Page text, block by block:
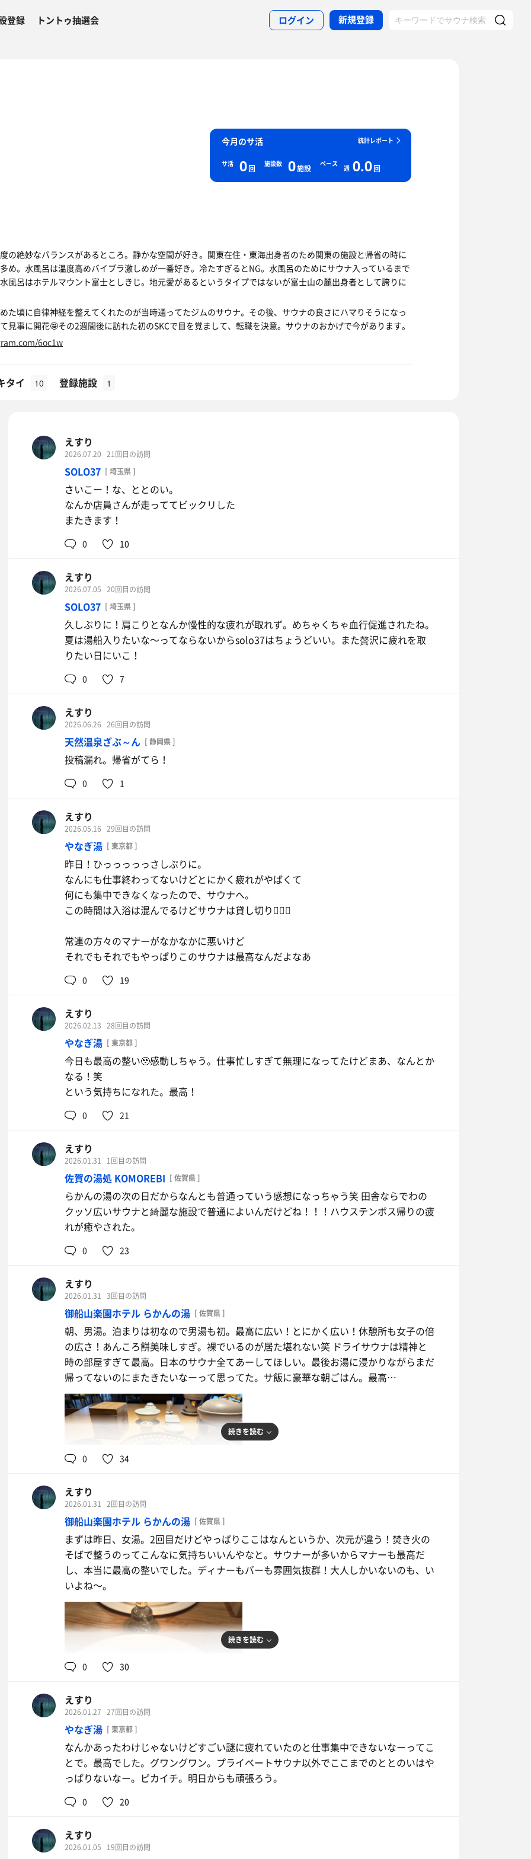
登録 トントゥ抽選会 ログイン 新規登録
統計レポート
今月のサ活
サ活 0回 施設数 0施設 ペース
週 0.0回
の絶妙なバランスがあるところ。静かな空間が好き。関東在住・東海出身者のため関東の施設と帰省の時に
め。水風呂は温度高めバイブラ激しめが一番好き。冷たすぎるとNG。水風呂のためにサウナ入っているまで
風呂はホテルマウント富士としきじ。地元愛があるというタイプではないが富士山の麓出身者として誇りに
た頃に自律神経を整えてくれたのが当時通ってたジムのサウナ。その後、サウナの良さにハマりそうになっ
見事に開花🤩その2週間後に訪れた初のSKCで目を覚まして、転職を決意。サウナのおかげで今があります。
6oc1w
タイ 10 登録施設 1
えすり
2026.07.20 21回目の訪問
SOLO37 [ 埼玉県 ]
さいこー！な、ととのい。
なんか店員さんが走っててビックリした
またきます！
0 10
えすり
2026.07.05 20回目の訪問
SOLO37 [ 埼玉県 ]
久しぶりに！肩こりとなんか慢性的な疲れが取れず。めちゃくちゃ血行促進されたね。
夏は湯船入りたいな〜ってならないからsolo37はちょうどいい。また贅沢に疲れを取
りたい日にいこ！
0 7
えすり
2026.06.26 26回目の訪問
天然温泉ざぶ～ん [ 静岡県 ]
投稿漏れ。帰省がてら！
0 1
えすり
2026.05.16 29回目の訪問
やなぎ湯 [ 東京都 ]
昨日！ひっっっっっさしぶりに。
なんにも仕事終わってないけどとにかく疲れがやばくて
何にも集中できなくなったので、サウナへ。
この時間は入浴は混んでるけどサウナは貸し切り🧖🏻‍♀️
常連の方々のマナーがなかなかに悪いけど
それでもそれでもやっぱりこのサウナは最高なんだよなあ
0 19
えすり
2026.02.13 28回目の訪問
やなぎ湯 [ 東京都 ]
今日も最高の整い🥹感動しちゃう。仕事忙しすぎて無理になってたけどまあ、なんとか
なる！笑
という気持ちになれた。最高！
0 21
えすり
2026.01.31 1回目の訪問
佐賀の湯処 KOMOREBI [ 佐賀県 ]
らかんの湯の次の日だからなんとも普通っていう感想になっちゃう笑 田舎ならでわの
クッソ広いサウナと綺麗な施設で普通によいんだけどね！！！ハウステンボス帰りの疲
れが癒やされた。
0 23
えすり
2026.01.31 3回目の訪問
御船山楽園ホテル らかんの湯 [ 佐賀県 ]
朝、男湯。泊まりは初なので男湯も初。最高に広い！とにかく広い！休憩所も女子の倍
の広さ！あんころ餅美味しすぎ。裸でいるのが居た堪れない笑 ドライサウナは精神と
時の部屋すぎて最高。日本のサウナ全てあーしてほしい。最後お湯に浸かりながらまだ
帰ってないのにまたきたいなーって思ってた。サ飯に豪華な朝ごはん。最高…
続きを読む
0 34
えすり
2026.01.31 2回目の訪問
御船山楽園ホテル らかんの湯 [ 佐賀県 ]
まずは昨日、女湯。2回目だけどやっぱりここはなんというか、次元が違う！焚き火の
そばで整うのってこんなに気持ちいいんやなと。サウナーが多いからマナーも最高だ
し、本当に最高の整いでした。ディナーもバーも雰囲気抜群！大人しかいないのも、い
いよね〜。
続きを読む
0 30
えすり
2026.01.27 27回目の訪問
やなぎ湯 [ 東京都 ]
なんかあったわけじゃないけどすごい謎に疲れていたのと仕事集中できないなーってこ
とで。最高でした。グワングワン。プライベートサウナ以外でここまでのととのいはや
っぱりないなー。ピカイチ。明日からも頑張ろう。
0 20
えすり
2026.01.05 19回目の訪問